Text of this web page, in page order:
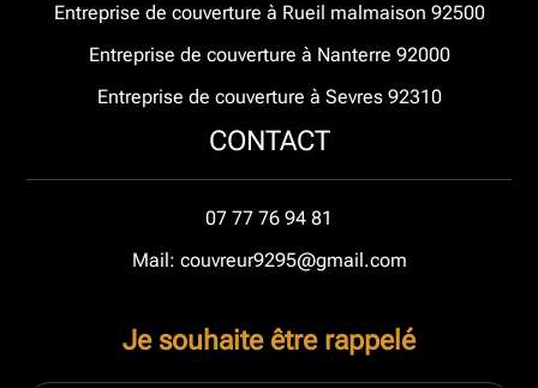
Entreprise de couverture à Rueil malmaison 92500
Entreprise de couverture à Nanterre 92000
Entreprise de couverture à Sevres 92310
CONTACT
07 77 76 94 81
Mail: couvreur9295@gmail.com
Je souhaite être rappelé